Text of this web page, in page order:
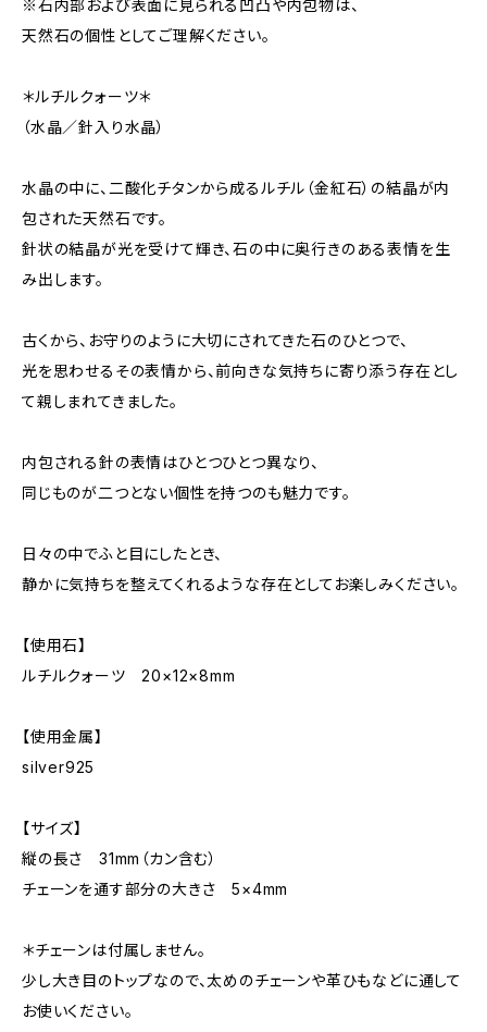
※石内部および表面に見られる凹凸や内包物は、
天然石の個性としてご理解ください。
＊ルチルクォーツ＊
（水晶／針入り水晶）
水晶の中に、二酸化チタンから成るルチル（金紅石）の結晶が内
包された天然石です。
針状の結晶が光を受けて輝き、石の中に奥行きのある表情を生
み出します。
古くから、お守りのように大切にされてきた石のひとつで、
光を思わせるその表情から、前向きな気持ちに寄り添う存在とし
て親しまれてきました。
内包される針の表情はひとつひとつ異なり、
同じものが二つとない個性を持つのも魅力です。
日々の中でふと目にしたとき、
静かに気持ちを整えてくれるような存在としてお楽しみください。
【使用石】
ルチルクォーツ 20×12×8mm
【使用金属】
silver925
【サイズ】
縦の長さ 31mm（カン含む）
チェーンを通す部分の大きさ 5×4mm
＊チェーンは付属しません。
少し大き目のトップなので、太めのチェーンや革ひもなどに通して
お使いください。